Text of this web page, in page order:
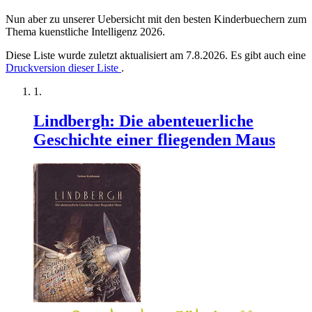
Nun aber zu unserer Uebersicht mit den besten Kinderbuechern zum
Thema kuenstliche Intelligenz 2026.
Diese Liste wurde zuletzt aktualisiert am 7.8.2026. Es gibt auch eine
Druckversion dieser Liste .
Lindbergh: Die abenteuerliche
Geschichte einer fliegenden Maus